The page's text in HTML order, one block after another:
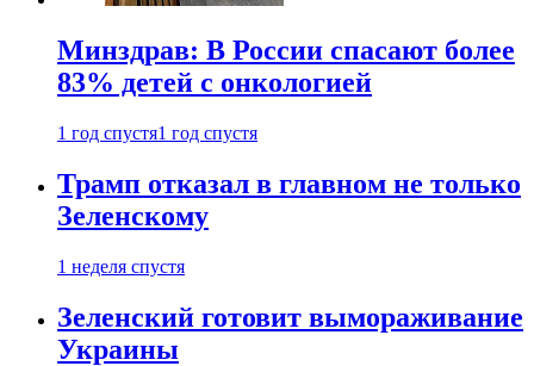
Минздрав: В России спасают более
83% детей с онкологией
1 год спустя1 год спустя
Трамп отказал в главном не только
Зеленскому
1 неделя спустя
Зеленский готовит вымораживание
Украины